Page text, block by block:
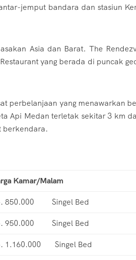
jemput bandara dan stasiun
Asia dan Barat. The
yang berada di puncak
perbelanjaan yang menawarkan
Api Medan terletak sekitar 3 km
berkendara.
Kamar/Malam
850.000 Singel Bed
950.000 Singel Bed
1.160.000 Singel Bed